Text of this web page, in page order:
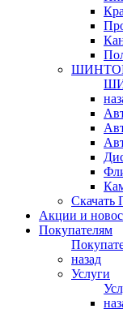
Скачать
Акции и
Покупателям
назад
Услуги